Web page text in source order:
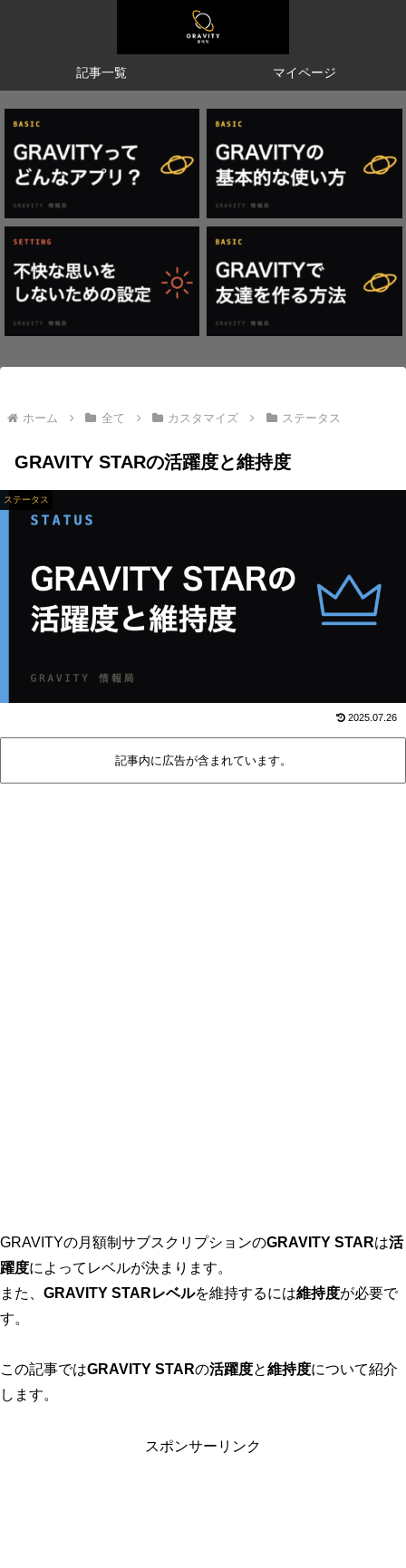
記事一覧 マイページ
ホーム 全て カスタマイズ ステータス
GRAVITY STARの活躍度と維持度
ステータス
2025.07.26
記事内に広告が含まれています。
GRAVITYの月額制サブスクリプションのGRAVITY STARは活
躍度によってレベルが決まります。
また、 GRAVITY STARレベルを維持するには維持度が必要で
す。
この記事ではGRAVITY STARの活躍度と維持度について紹介
します。
スポンサーリンク